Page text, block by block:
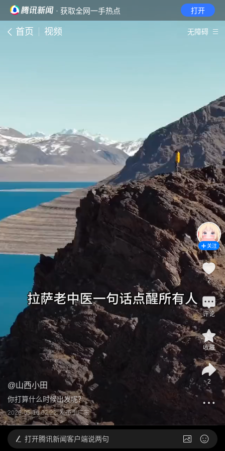
· 获取全网一手热点 打开
首页 视频 无障碍
@山西小田
你打算什么时候出发呢？
2026-05-16 02:22 发布于广东
关注
2
评论
收藏
2
打开腾讯新闻客户端说两句